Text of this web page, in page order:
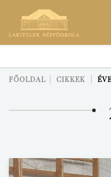
FŐOLDAL CIKKEK